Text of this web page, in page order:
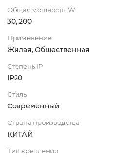
Общая мощность, W
30, 200
Применение
Жилая, Общественная
Степень IP
IP20
Стиль
Современный
Страна производства
КИТАЙ
Тип крепления